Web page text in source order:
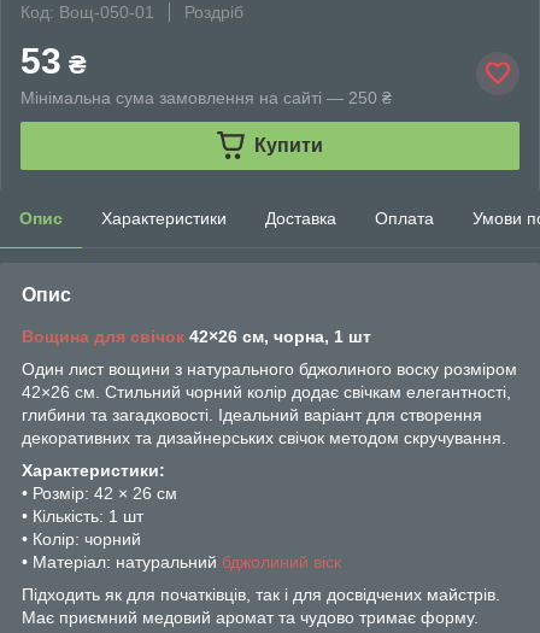
Код: Вощ-050-01
Роздріб
53 ₴
Мінімальна сума замовлення на сайті — 250 ₴
Купити
Опис Характеристики Доставка Оплата Умови
Опис
Вощина для свічок 42×26 см, чорна, 1 шт
Один лист вощини з натурального бджолиного воску розміром
42×26 см. Стильний чорний колір додає свічкам елегантності,
глибини та загадковості. Ідеальний варіант для створення
декоративних та дизайнерських свічок методом скручування.
Характеристики:
• Розмір: 42 × 26 см
• Кількість: 1 шт
• Колір: чорний
• Матеріал: натуральний бджолиний віск
Підходить як для початківців, так і для досвідчених майстрів.
Має приємний медовий аромат та чудово тримає форму.